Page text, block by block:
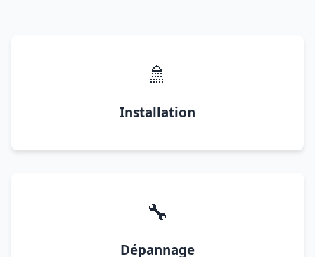
🚿
Installation
🔧
Dépannage